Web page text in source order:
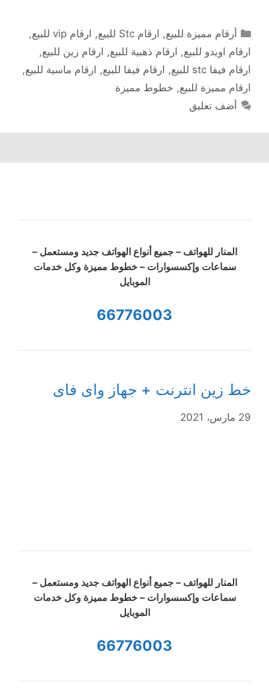
التصنيفات
أرقام مميزة للبيع, ارقام Stc للبيع , ارقام vip للبيع
,
ارقام اويدو للبيع, ارقام ذهبية للبيع, ارقام زين للبيع,
ارقام فيفا stc للبيع
, ارقام فيفا للبيع, ارقام ماسية للبيع,
ارقام مميزة للبيع, خطوط مميزة
أضف تعليق
المنار للهواتف – جميع أنواع الهواتف جديد ومستعمل –
سماعات وإكسسوارات – خطوط مميزة وكل خدمات
الموبايل
66776003
خط زين انترنت + جهاز واى فاى
29 مارس، 2021
المنار للهواتف – جميع أنواع الهواتف جديد ومستعمل –
سماعات وإكسسوارات – خطوط مميزة وكل خدمات
الموبايل
66776003